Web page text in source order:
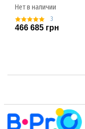
Нет в наличии
3
466 685 грн